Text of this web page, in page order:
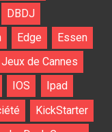
DBDJ
Edge
Essen
de Cannes
IOS
Ipad
KickStarter